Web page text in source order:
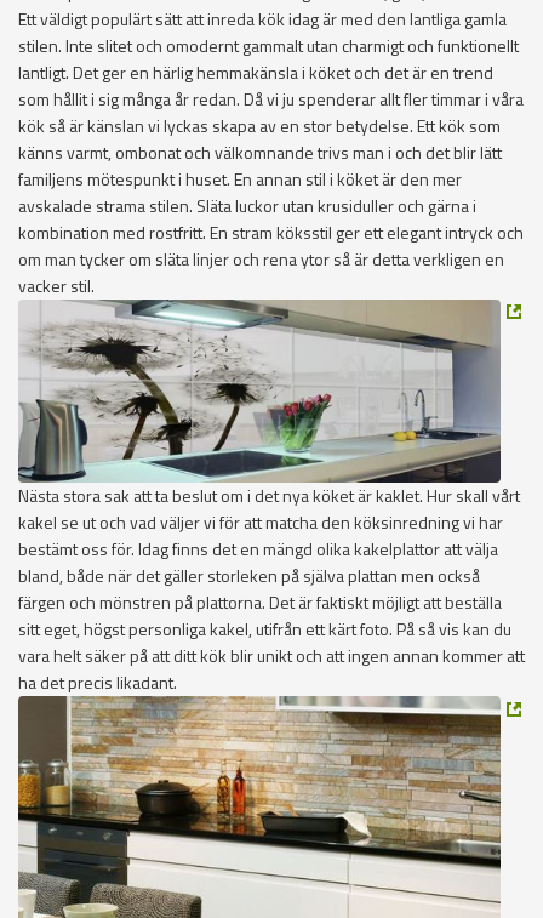
Ett väldigt populärt sätt att inreda kök idag är med den lantliga gamla
stilen. Inte slitet och omodernt gammalt utan charmigt och funktionellt
lantligt. Det ger en härlig hemmakänsla i köket och det är en trend
som hållit i sig många år redan. Då vi ju spenderar allt fler timmar i våra
kök så är känslan vi lyckas skapa av en stor betydelse. Ett kök som
känns varmt, ombonat och välkomnande trivs man i och det blir lätt
familjens mötespunkt i huset. En annan stil i köket är den mer
avskalade strama stilen. Släta luckor utan krusiduller och gärna i
kombination med rostfritt. En stram köksstil ger ett elegant intryck och
om man tycker om släta linjer och rena ytor så är detta verkligen en
vacker stil.
Nästa stora sak att ta beslut om i det nya köket är kaklet. Hur skall vårt
kakel se ut och vad väljer vi för att matcha den köksinredning vi har
bestämt oss för. Idag finns det en mängd olika kakelplattor att välja
bland, både när det gäller storleken på själva plattan men också
färgen och mönstren på plattorna. Det är faktiskt möjligt att beställa
sitt eget, högst personliga kakel, utifrån ett kärt foto. På så vis kan du
vara helt säker på att ditt kök blir unikt och att ingen annan kommer att
ha det precis likadant.